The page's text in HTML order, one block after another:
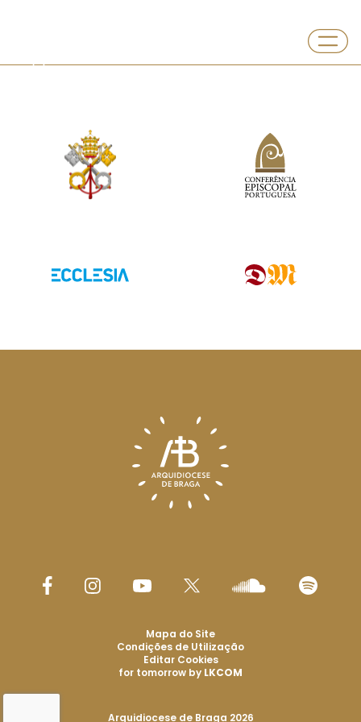
Arquidiocese de Braga 2026
Mapa do Site
Condições de Utilização
Editar Cookies
for tomorrow by LKCOM